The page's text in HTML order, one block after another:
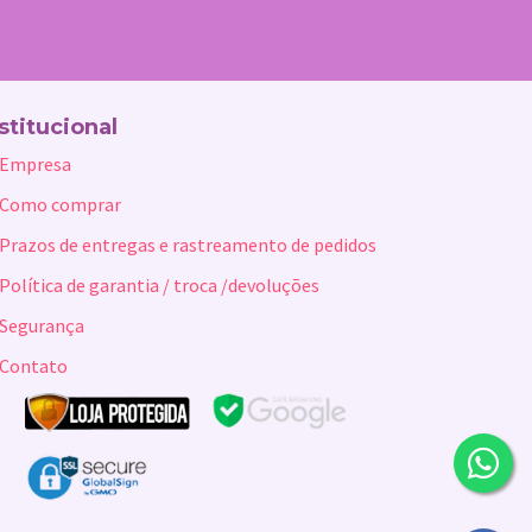
comprar
de entregas e rastreamento de pedidos
de garantia / troca /devoluções